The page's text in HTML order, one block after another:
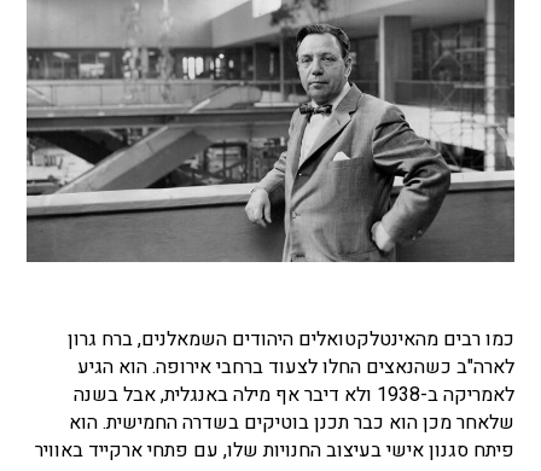
כמו רבים מהאינטלקטואלים היהודים השמאלנים, ברח גרון
לארה"ב כשהנאצים החלו לצעוד ברחבי אירופה. הוא הגיע
לאמריקה ב-1938 ולא דיבר אף מילה באנגלית, אבל בשנה
שלאחר מכן הוא כבר תכנן בוטיקים בשדרה החמישית. הוא
פיתח סגנון אישי בעיצוב החנויות שלו, עם פתחי ארקייד באוויר